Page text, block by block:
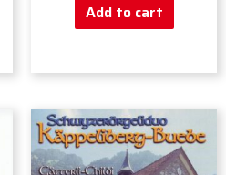
Add to cart